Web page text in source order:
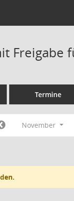
Freigabe
Termine
November